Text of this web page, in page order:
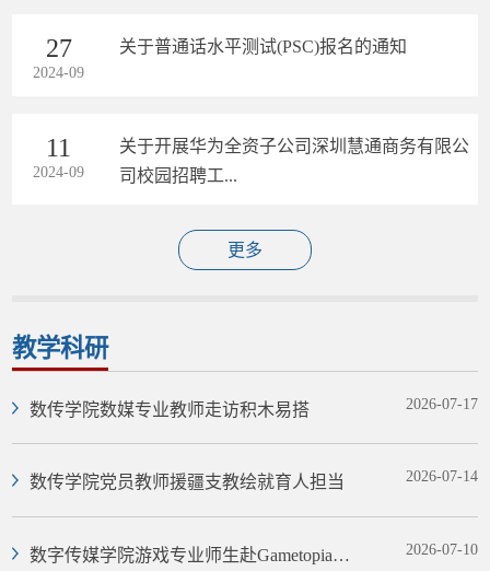
27
2024-09
关于普通话水平测试(PSC)报名的通知
11
2024-09
关于开展华为全资子公司深圳慧通商务有限公
司校园招聘工...
更多
教学科研
数传学院数媒专业教师走访积木易搭 2026-07-17
数传学院党员教师援疆支教绘就育人担当 2026-07-14
数字传媒学院游戏专业师生赴Gametopia游
2026-07-10